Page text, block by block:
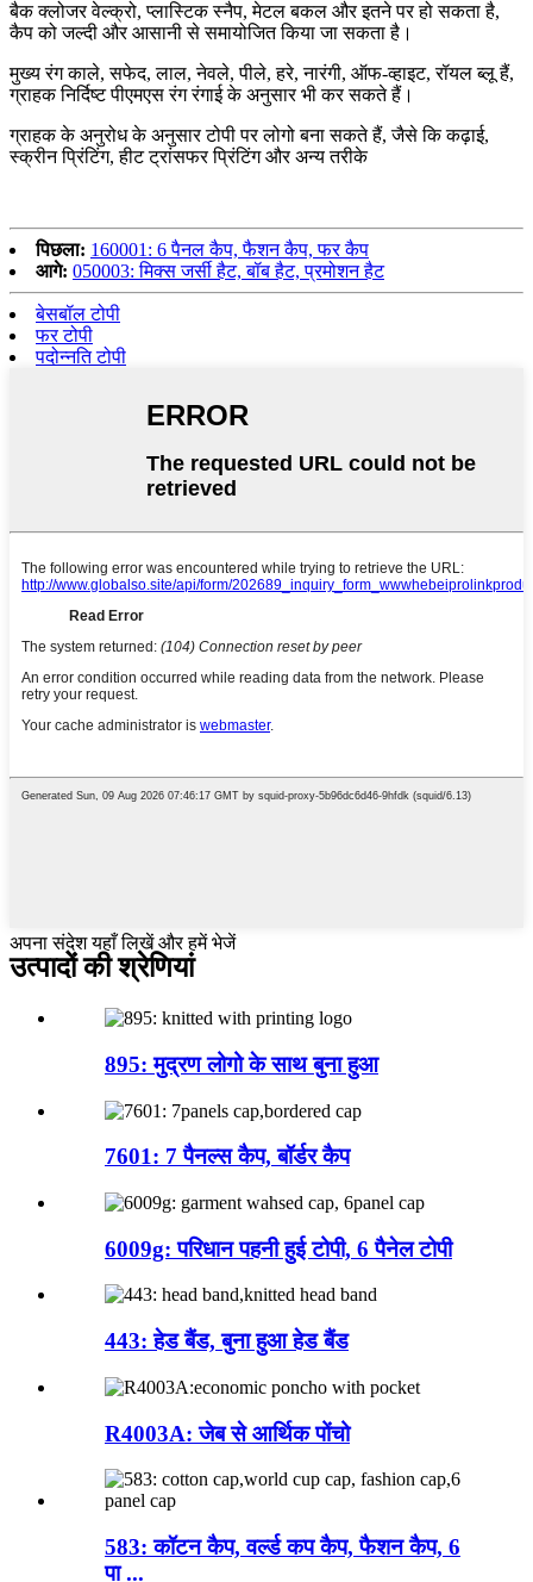
बैक क्लोजर वेल्क्रो, प्लास्टिक स्नैप, मेटल बकल और इतने पर हो सकता है,
कैप को जल्दी और आसानी से समायोजित किया जा सकता है।
मुख्य रंग काले, सफेद, लाल, नेवले, पीले, हरे, नारंगी, ऑफ-व्हाइट, रॉयल ब्लू हैं,
ग्राहक निर्दिष्ट पीएमएस रंग रंगाई के अनुसार भी कर सकते हैं।
ग्राहक के अनुरोध के अनुसार टोपी पर लोगो बना सकते हैं, जैसे कि कढ़ाई,
स्क्रीन प्रिंटिंग, हीट ट्रांसफर प्रिंटिंग और अन्य तरीके
पिछला: 160001: 6 पैनल कैप, फैशन कैप, फर कैप
आगे: 050003: मिक्स जर्सी हैट, बॉब हैट, प्रमोशन हैट
बेसबॉल टोपी
फर टोपी
पदोन्नति टोपी
अपना संदेश यहाँ लिखें और हमें भेजें
उत्पादों की श्रेणियां
895: मुद्रण लोगो के साथ बुना हुआ
7601: 7 पैनल्स कैप, बॉर्डर कैप
6009g: परिधान पहनी हुई टोपी, 6 पैनेल टोपी
443: हेड बैंड, बुना हुआ हेड बैंड
R4003A: जेब से आर्थिक पोंचो
583: कॉटन कैप, वर्ल्ड कप कैप, फैशन कैप, 6
पा ...